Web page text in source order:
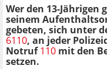
Wer den 13-Jährigen
seinem
gebeten, sich unter
6110, an jeder
Notruf110 mit den
setzen.